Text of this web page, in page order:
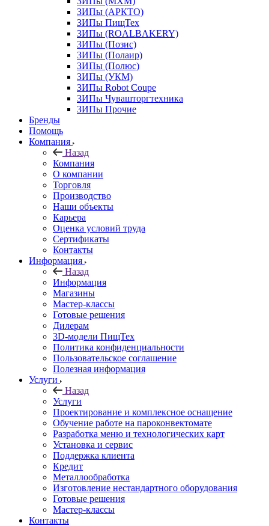
ЗИПы (АРКТО)
ЗИПы ПищТех
ЗИПы (ROALBAKERY)
ЗИПы (Позис)
ЗИПы (Полаир)
ЗИПы (Полюс)
ЗИПы (УКМ)
ЗИПы Robot Coupe
ЗИПы Чувашторгтехника
ЗИПы Прочие
Бренды
Помощь
Компания
Назад
Компания
О компании
Торговля
Производство
Наши объекты
Карьера
Оценка условий труда
Сертификаты
Контакты
Информация
Назад
Информация
Магазины
Мастер-классы
Готовые решения
Дилерам
3D-модели ПищТех
Политика конфиденциальности
Пользовательское соглашение
Полезная информация
Услуги
Назад
Услуги
Проектирование и комплексное оснащение
Обучение работе на пароконвектомате
Разработка меню и технологических карт
Установка и сервис
Поддержка клиента
Кредит
Металлообработка
Изготовление нестандартного оборудования
Готовые решения
Мастер-классы
Контакты